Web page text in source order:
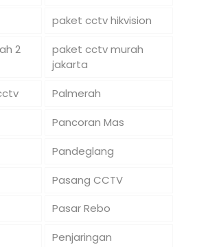
paket cctv hikvision
2
paket cctv murah
jakarta
Palmerah
Pancoran Mas
Pandeglang
Pasang CCTV
Pasar Rebo
Penjaringan